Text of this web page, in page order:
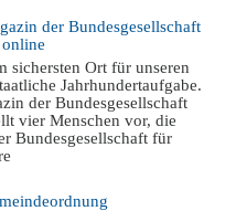
der Bundesgesellschaft
sichersten Ort für unseren
Jahrhundertaufgabe.
der Bundesgesellschaft
vier Menschen vor, die
Bundesgesellschaft für